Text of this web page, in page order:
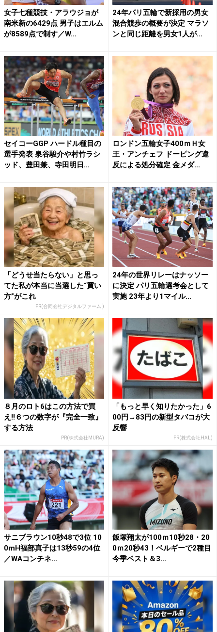
女子七種競技・アラウジョが
南米新の6429点 男子はエルム
が8589点で制す／W...
24年パリ五輪で新採用の男女
混合競歩の概要が決定 マラソ
ンと同じ距離を男女1人が...
セイコーGGP ハードル種目の
選手発表 泉谷駿介や村竹ラシ
ッド、豊田兼、寺田明日...
ロンドン五輪女子400ｍＨ女
王・アンチェフ ドーピング違
反による処分確定 金メダ...
「どうせ当たらない」と思っ
てた私が本当に当選した“買い
方”がこれ
PR(合同会社デジタルファーム )
24年の世界リレーはナッソー
に決定 パリ五輪選考会として
実施 23年より1マイル...
８月のロト6はこの方法で買
え!!６つの数字が『完全一致』
する方法
PR(株式会社MURA)
「もっと早く知りたかった」6
00円→83円の新型タバコが大
反響
PR(株式会社HAL)
サニブラウン10秒48で3位 10
0mH福部真子は13秒59の4位
／WAコンチネ...
飯塚翔太が100ｍ10秒28・20
0ｍ20秒43！ベルギーで2種目
今季ベスト＆3...